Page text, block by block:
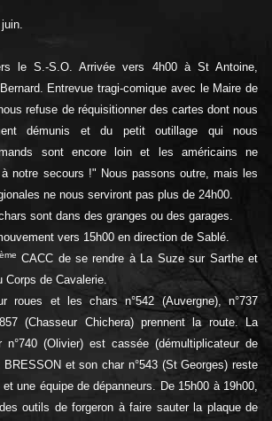
le S.-S.O. Arrivée vers 4h00 à St Antoine,
Entrevue tragi-comique avec le Maire de
refuse de réquisitionner des cartes dont nous
démunis et du petit outillage qui nous
sont encore loin et les américains ne
notre secours !" Nous passons outre, mais les
ne nous serviront pas plus de 24h00.
sont dans des granges ou des garages.
vers 15h00 en direction de Sablé.
CACC de se rendre à La Suze sur Sarthe et
Corps de Cavalerie.
roues et les chars n°542 (Auvergne), n°737
(Chasseur Chichera) prennent la route. La
n°740 (Olivier) est cassée (démultiplicateur de
BRESSON et son char n°543 (St Georges) reste
une équipe de dépanneurs. De 15h00 à 19h00,
outils de forgeron à faire sauter la plaque de